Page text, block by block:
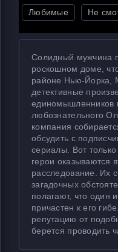
Любимые Не
Солидный мужчина
роскошном доме,
районе Нью-Йорка,
детективные
единомышленников
любознательного
компания
обсудить с
сериалы. Вот
герои оказываются
расследование. Их
загадочных
полагают, что один
причастен к его
репутацию от
берется проводить